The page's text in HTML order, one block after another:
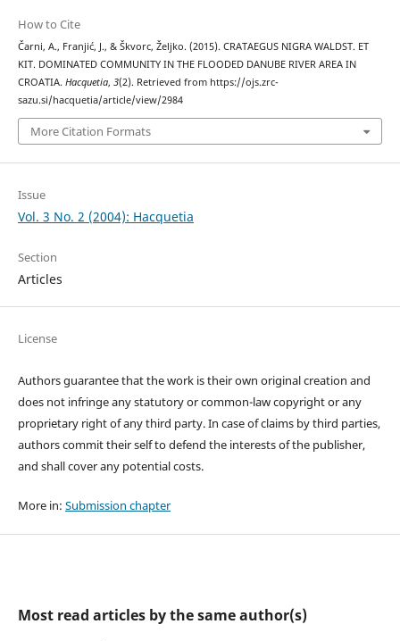
How to Cite
Čarni, A., Franjić, J., & Škvorc, Željko. (2015). CRATAEGUS NIGRA WALDST. ET
KIT. DOMINATED COMMUNITY IN THE FLOODED DANUBE RIVER AREA IN
CROATIA. Hacquetia, 3(2). Retrieved from https://ojs.zrc-
sazu.si/hacquetia/article/view/2984
More Citation Formats
Issue
Vol. 3 No. 2 (2004): Hacquetia
Section
Articles
License
Authors guarantee that the work is their own original creation and
does not infringe any statutory or common-law copyright or any
proprietary right of any third party. In case of claims by third parties,
authors commit their self to defend the interests of the publisher,
and shall cover any potential costs.
More in: Submission chapter
Most read articles by the same author(s)